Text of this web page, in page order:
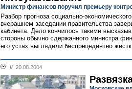
Министр финансов поручил премьеру
Разбор прогноза социально-
вчерашнем заседании правительства
кабинета. Дело кончилось такими
стороны обычно сдержанного министра
его устах выглядели беспрецедентно
// 20.08.2004